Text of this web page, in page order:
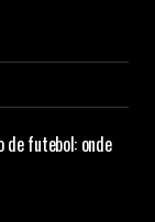
de futebol: onde